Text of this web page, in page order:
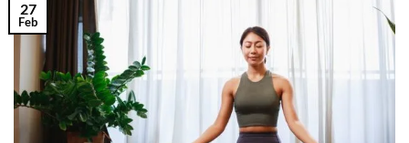
27
Feb